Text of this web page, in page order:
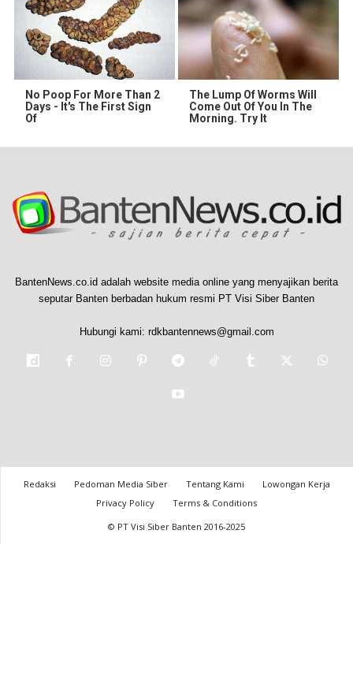
No Poop For More Than 2
Days - It's The First Sign
Of
The Lump Of Worms Will
Come Out Of You In The
Morning. Try It
BantenNews.co.id adalah website media online yang menyajikan berita
seputar Banten berbadan hukum resmi PT Visi Siber Banten
Hubungi kami: rdkbantennews@gmail.com
Redaksi Pedoman Media Siber Tentang Kami
Lowongan Kerja
Privacy Policy
Terms & Conditions
© PT Visi Siber Banten 2016-2025